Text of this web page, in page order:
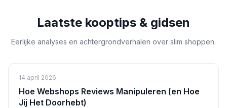
Laatste kooptips & gidsen
Eerlijke analyses en achtergrondverhalen over slim shoppen.
14 april 2026
Hoe Webshops Reviews Manipuleren (en Hoe
Jij Het Doorhebt)